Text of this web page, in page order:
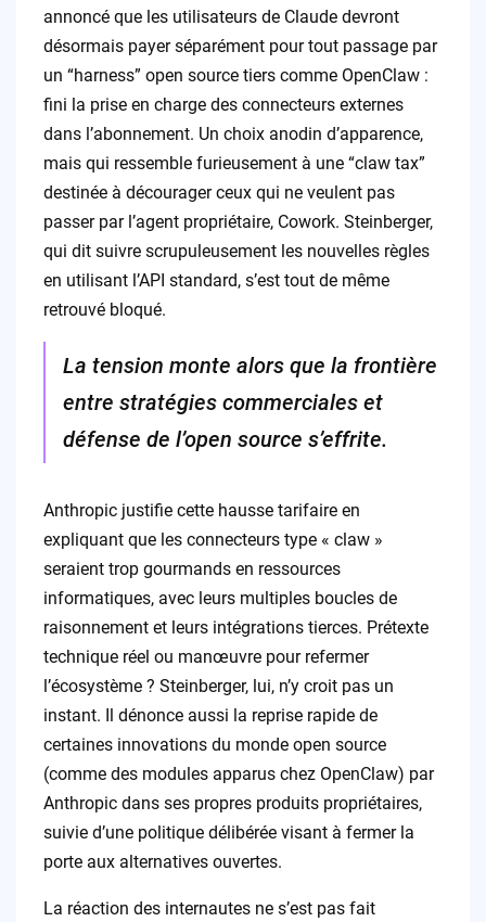
annoncé que les utilisateurs de Claude devront
désormais payer séparément pour tout passage par
un “harness” open source tiers comme OpenClaw :
fini la prise en charge des connecteurs externes
dans l’abonnement. Un choix anodin d’apparence,
mais qui ressemble furieusement à une “claw tax”
destinée à décourager ceux qui ne veulent pas
passer par l’agent propriétaire, Cowork. Steinberger,
qui dit suivre scrupuleusement les nouvelles règles
en utilisant l’API standard, s’est tout de même
retrouvé bloqué.
La tension monte alors que la frontière
entre stratégies commerciales et
défense de l’open source s’effrite.
Anthropic justifie cette hausse tarifaire en
expliquant que les connecteurs type « claw »
seraient trop gourmands en ressources
informatiques, avec leurs multiples boucles de
raisonnement et leurs intégrations tierces. Prétexte
technique réel ou manœuvre pour refermer
l’écosystème ? Steinberger, lui, n’y croit pas un
instant. Il dénonce aussi la reprise rapide de
certaines innovations du monde open source
(comme des modules apparus chez OpenClaw) par
Anthropic dans ses propres produits propriétaires,
suivie d’une politique délibérée visant à fermer la
porte aux alternatives ouvertes.
La réaction des internautes ne s’est pas fait